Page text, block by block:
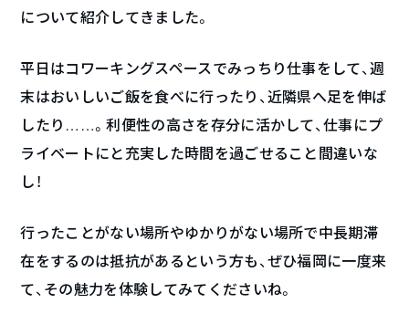
について紹介してきました。
平日はコワーキングスペースでみっちり仕事をして、週
末はおいしいご飯を食べに行ったり、近隣県へ足を伸ば
したり……。利便性の高さを存分に活かして、仕事にプ
ライベートにと充実した時間を過ごせること間違いな
し！
行ったことがない場所やゆかりがない場所で中長期滞
在をするのは抵抗があるという方も、ぜひ福岡に一度来
て、その魅力を体験してみてくださいね。